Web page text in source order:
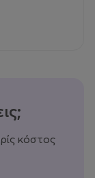
κόστος